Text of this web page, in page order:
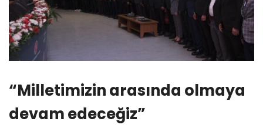
“Milletimizin arasında olmaya
devam edeceğiz”